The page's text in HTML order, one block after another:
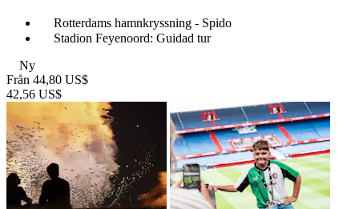
Rotterdams hamnkryssning - Spido
Stadion Feyenoord: Guidad tur
Ny
Från 44,80 US$
42,56 US$